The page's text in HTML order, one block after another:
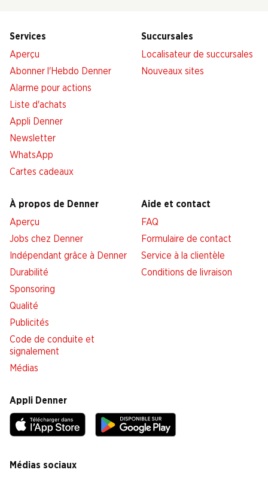
Services
Aperçu
Abonner l'Hebdo Denner
Alarme pour actions
Liste d'achats
Appli Denner
Newsletter
WhatsApp
Cartes cadeaux
Succursales
Localisateur de succursales
Nouveaux sites
À propos de Denner
Aperçu
Jobs chez Denner
Indépendant grâce à Denner
Durabilité
Sponsoring
Qualité
Publicités
Code de conduite et
signalement
Médias
Aide et contact
FAQ
Formulaire de contact
Service à la clientèle
Conditions de livraison
Appli Denner
Médias sociaux